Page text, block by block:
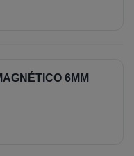
6MM